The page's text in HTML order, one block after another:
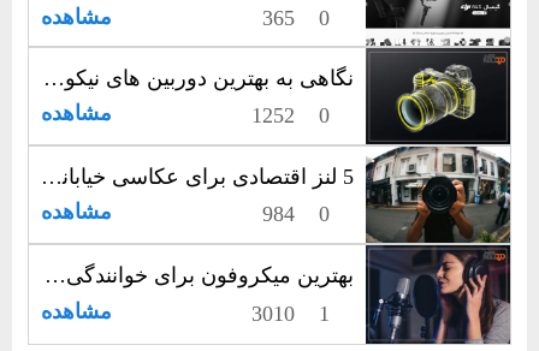
0
365 مشاهده
نگاهی به بهترین دوربین های نیکون | نهایت شفافیت، امضای نیکون
0
1252 مشاهده
5 لنز اقتصادی برای عکاسی خیابانی؛ راهنمایی برای عکاسان ایرانی
0
984 مشاهده
بهترین میکروفون برای خوانندگی: با صدایی نقره‌ای اجرا کنید!
1
3010 مشاهده